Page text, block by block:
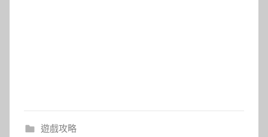
遊戲攻略